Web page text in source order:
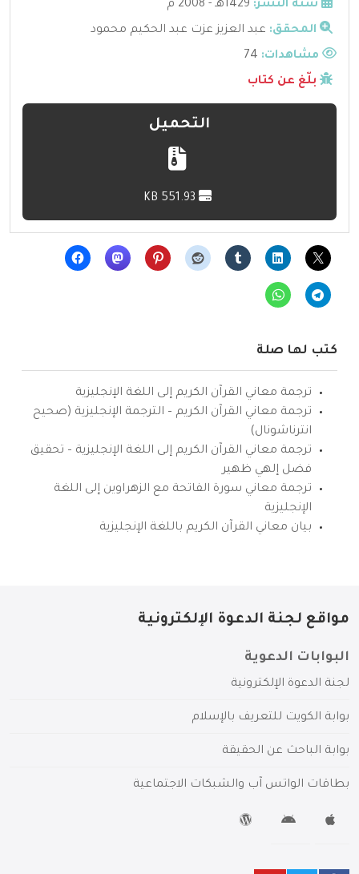
سنة النشر: 1429هـ - 2008 م
المحقق: عبد العزيز عزت عبد الحكيم محمود
مشاهدات:
بلّغ عن كتاب
التحميل
كتب لها صلة
ترجمة معاني القرآن الكريم إلى اللغة الإنجليزية
ترجمة معاني القرآن الكريم – الترجمة الإنجليزية (صحيح
انترناشونال)
ترجمة معاني القرآن الكريم إلى اللغة الإنجليزية – تحقيق
فضل إلهي ظهير
ترجمة معاني سورة الفاتحة مع الزهراوين إلى اللغة
الإنجليزية
بيان معاني القرآن الكريم باللغة الإنجليزية
مواقع لجنة الدعوة الإلكترونية
البوابات الدعوية
لجنة الدعوة الإلكترونية
بوابة الكويت للتعريف بالإسلام
بوابة الباحث عن الحقيقة
بطاقات الواتس آب والشبكات الاجتماعية